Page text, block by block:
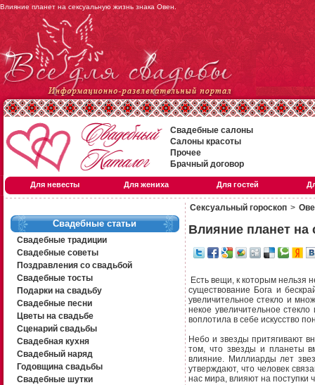
Влияние планет на сексуальную жизнь знака Овен.
Свадебные салоны
Салоны красоты
Прочее
Брачный договор
Для невесты Для жениха Для гостей
Свадебные статьи
Свадебные традиции
Свадебные советы
Поздравления со свадьбой
Свадебные тосты
Подарки на свадьбу
Свадебные песни
Цветы на свадьбе
Сценарий свадьбы
Свадебная кухня
Свадебный наряд
Годовщина свадьбы
Свадебные шутки
Сексуальный гороскоп >
Влияние планет на
Есть вещи, к которым нельзя
существование Бога и
увеличительное стекло и
некое увеличительное
воплотила в себе искусство
Небо и звезды притягивают
том, что звезды и планеты
влияние. Миллиарды лет
утверждают, что человек
нас мира, влияют на поступки